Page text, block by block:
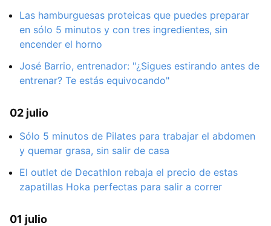
Las hamburguesas proteicas que puedes preparar
en sólo 5 minutos y con tres ingredientes, sin
encender el horno
José Barrio, entrenador: "¿Sigues estirando antes de
entrenar? Te estás equivocando"
02 julio
Sólo 5 minutos de Pilates para trabajar el abdomen
y quemar grasa, sin salir de casa
El outlet de Decathlon rebaja el precio de estas
zapatillas Hoka perfectas para salir a correr
01 julio